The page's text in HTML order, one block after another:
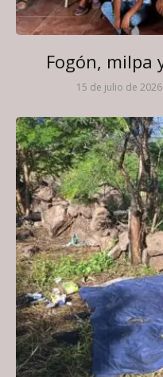
Fogón, milpa
15 de julio de 2026